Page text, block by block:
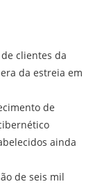
clientes da
da estreia em
de
ainda
de seis mil